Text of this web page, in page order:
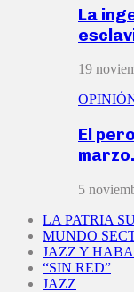
La
19
El
5
LA PATRIA
MUNDO
JAZZ Y
“SIN RED”
JAZZ